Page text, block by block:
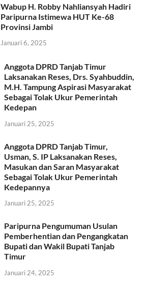
Wabup H. Robby Nahliansyah Hadiri
Paripurna Istimewa HUT Ke-68
Provinsi Jambi
Januari 6, 2025
Anggota DPRD Tanjab Timur
Laksanakan Reses, Drs. Syahbuddin,
M.H. Tampung Aspirasi Masyarakat
Sebagai Tolak Ukur Pemerintah
Kedepan
Januari 25, 2025
Anggota DPRD Tanjab Timur,
Usman, S. IP Laksanakan Reses,
Masukan dan Saran Masyarakat
Sebagai Tolak Ukur Pemerintah
Kedepannya
Januari 25, 2025
Paripurna Pengumuman Usulan
Pemberhentian dan Pengangkatan
Bupati dan Wakil Bupati Tanjab
Timur
Januari 24, 2025